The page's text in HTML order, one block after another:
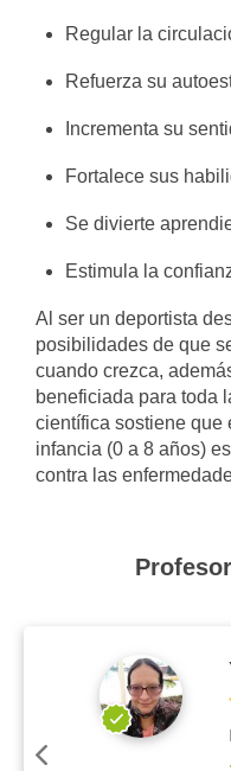
Regular la
Refuerza su
Incrementa su
Fortalece sus
Se divierte
Estimula la
Al ser un deportista
posibilidades de que
cuando crezca,
beneficiada para toda
científica sostiene que
infancia (0 a 8 años)
contra las